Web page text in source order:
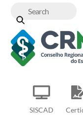
content
SISCAD